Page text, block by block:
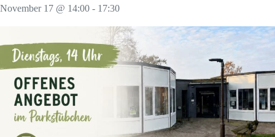
November 17 @ 14:00 - 17:30